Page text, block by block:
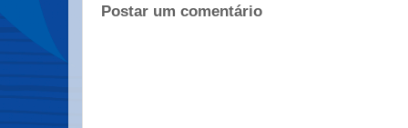
Postar um comentário